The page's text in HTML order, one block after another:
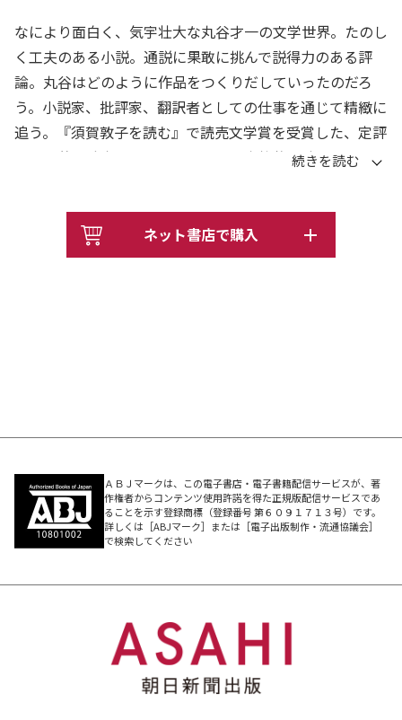
なにより面白く、気宇壮大な丸谷才一の文学世界。たのし
く工夫のある小説。通説に果敢に挑んで説得力のある評
論。丸谷はどのように作品をつくりだしていったのだろ
う。小説家、批評家、翻訳者としての仕事を通じて精緻に
追う。『須賀敦子を読む』で読売文学賞を受賞した、定評
ある文芸評論家による、はじめての本格的評論。ジョイス
天皇歌人の後鳥羽院は、丸谷才一の文学精神のどこで響き
合ったのか。出発点となった『笹まくら』『たった一人の
反乱』から『女ざかり』『持ち重りする薔薇の花』をへ
第二章 反乱・カーニヴァル・国家
第四章 短篇小説が実現したこと
第五章 御霊信仰からカーニヴァルへ
第六章 現代社会の背後には
ネット書店で購入
ＡＢＪマークは、この電子書店・電子書籍配信サービスが、著
作権者からコンテンツ使用許諾を得た正規版配信サービスであ
ることを示す登録商標（登録番号 第６０９１７１３号）です。
詳しくは［ABJマーク］または［電子出版制作・流通協議会］
で検索してください